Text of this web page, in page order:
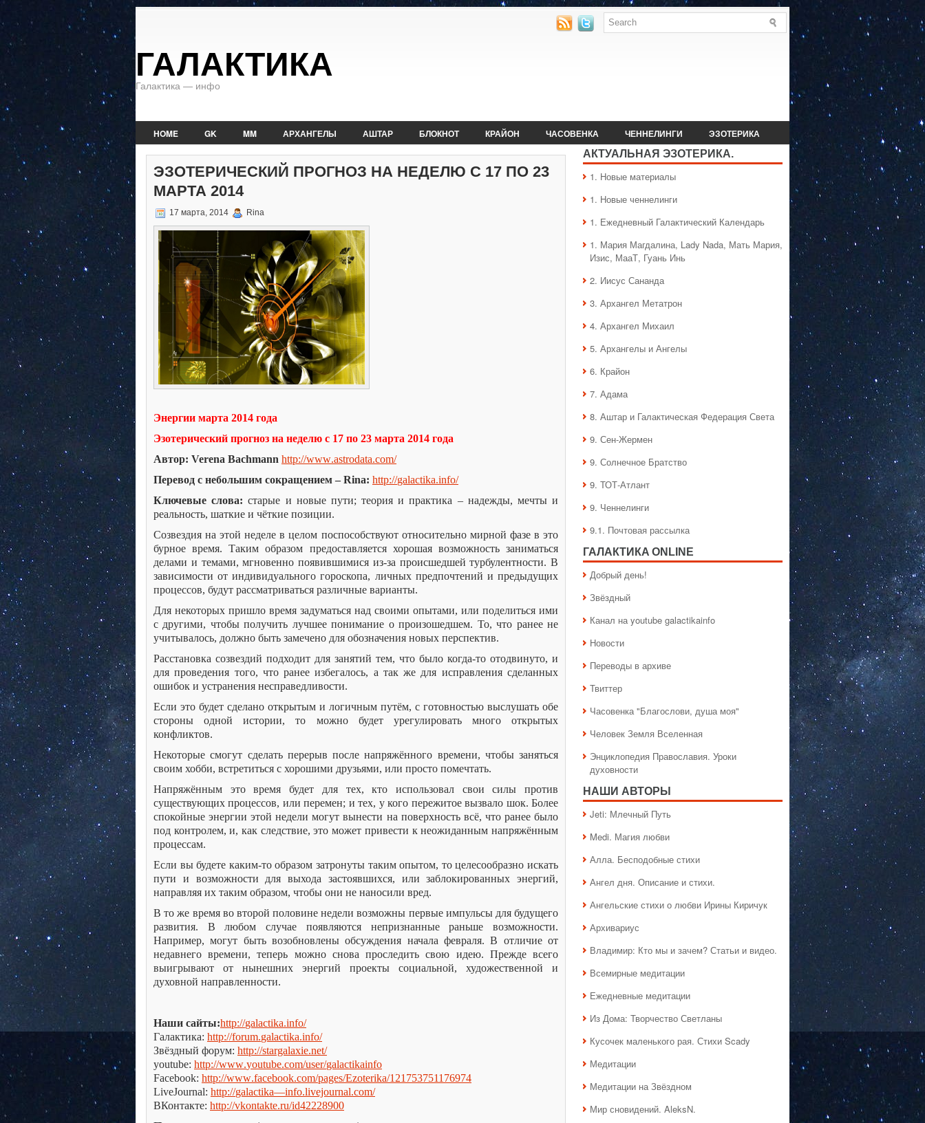
ГАЛАКТИКА
Галактика — инфо
HOME GK MM АРХАНГЕЛЫ АШТАР БЛОКНОТ КРАЙОН ЧАСОВЕНКА ЧЕННЕЛИНГИ ЭЗОТЕРИКА
ЭЗОТЕРИЧЕСКИЙ ПРОГНОЗ НА НЕДЕЛЮ С 17 ПО 23
МАРТА 2014
17 марта, 2014 Rina
Энергии марта 2014 года
Эзотерический прогноз на неделю с 17 по 23 марта 2014 года
Автор: Verena Bachmann http://www.astrodata.com/
Перевод с небольшим сокращением – Rina: http://galactika.info/
Ключевые слова: старые и новые пути; теория и практика – надежды, мечты и
реальность, шаткие и чёткие позиции.
Созвездия на этой неделе в целом поспособствуют относительно мирной фазе в это
бурное время. Таким образом предоставляется хорошая возможность заниматься
делами и темами, мгновенно появившимися из-за происшедшей турбулентности. В
зависимости от индивидуального гороскопа, личных предпочтений и предыдущих
процессов, будут рассматриваться различные варианты.
Для некоторых пришло время задуматься над своими опытами, или поделиться ими
с другими, чтобы получить лучшее понимание о произошедшем. То, что ранее не
учитывалось, должно быть замечено для обозначения новых перспектив.
Расстановка созвездий подходит для занятий тем, что было когда-то отодвинуто, и
для проведения того, что ранее избегалось, а так же для исправления сделанных
ошибок и устранения несправедливости.
Если это будет сделано открытым и логичным путём, с готовностью выслушать обе
стороны одной истории, то можно будет урегулировать много открытых
конфликтов.
Некоторые смогут сделать перерыв после напряжённого времени, чтобы заняться
своим хобби, встретиться с хорошими друзьями, или просто помечтать.
Напряжённым это время будет для тех, кто использовал свои силы против
существующих процессов, или перемен; и тех, у кого пережитое вызвало шок. Более
спокойные энергии этой недели могут вынести на поверхность всё, что ранее было
под контролем, и, как следствие, это может привести к неожиданным напряжённым
процессам.
Если вы будете каким-то образом затронуты таким опытом, то целесообразно искать
пути и возможности для выхода застоявшихся, или заблокированных энергий,
направляя их таким образом, чтобы они не наносили вред.
В то же время во второй половине недели возможны первые импульсы для будущего
развития. В любом случае появляются непризнанные раньше возможности.
Например, могут быть возобновлены обсуждения начала февраля. В отличие от
недавнего времени, теперь можно снова проследить свою идею. Прежде всего
выигрывают от нынешних энергий проекты социальной, художественной и
духовной направленности.
Наши сайты:http://galactika.info/
Галактика: http://forum.galactika.info/
Звёздный форум: http://stargalaxie.net/
youtube: http://www.youtube.com/user/galactikainfo
Facebook: http://www.facebook.com/pages/Ezoterika/121753751176974
LiveJournal: http://galactika—info.livejournal.com/
ВКонтакте: http://vkontakte.ru/id42228900
АКТУАЛЬНАЯ ЭЗОТЕРИКА.
1. Hовые материалы
1. Hовые ченнелинги
1. Ежедневный Галактический Календарь
1. Мария Магдалина, Lady Nada, Мать Мария,
Изис, МааТ, Гуань Инь
2. Иисус Сананда
3. Архангел Метатрон
4. Архангел Михаил
5. Архангелы и Ангелы
6. Крайон
7. Адама
8. Аштар и Галактическая Федерация Света
9. Сен-Жермен
9. Солнечное Братство
9. ТОТ-Атлант
9. Ченнелинги
9.1. Почтовая рассылка
ГАЛАКТИКA ONLINE
Добрый день!
Звёздный
Канал на youtube galactikainfo
Новости
Переводы в архиве
Твиттер
Часовенка "Благослови, душа моя"
Человек Земля Вселенная
Энциклопедия Православия. Уроки
духовности
НАШИ АВТОРЫ
Jeti: Млечный Путь
Medi. Магия любви
Алла. Бесподобные стихи
Ангел дня. Описание и стихи.
Ангельские стихи о любви Ирины Киричук
Архивариус
Владимир: Кто мы и зачем? Статьи и видео.
Всемирные медитации
Ежедневные медитации
Из Дома: Творчество Светланы
Кусочек маленького рая. Стихи Scady
Медитации
Медитации на Звёздном
Мир сновидений. AleksN.